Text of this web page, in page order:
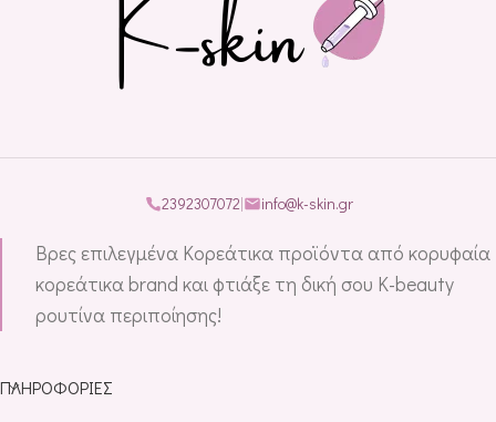
2392307072| info@k-skin.gr
Βρες επιλεγμένα Κορεάτικα προϊόντα από κορυφαία
κορεάτικα brand και φτιάξε τη δική σου K-beauty
ρουτίνα περιποίησης!
ΠΛΗΡΟΦΟΡΊΕΣ